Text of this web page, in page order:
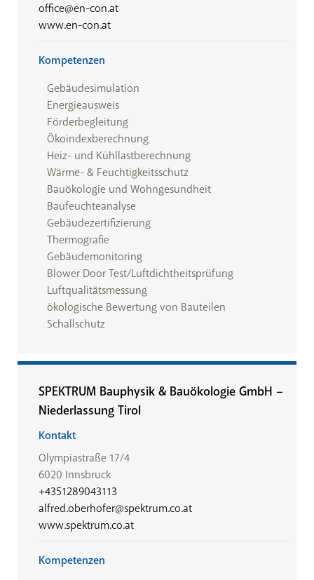
office@en-con.at
www.en-con.at
Kompetenzen
Gebäudesimulation
Energieausweis
Förderbegleitung
Ökoindexberechnung
Heiz- und Kühllastberechnung
Wärme- & Feuchtigkeitsschutz
Bauökologie und Wohngesundheit
Baufeuchteanalyse
Gebäudezertifizierung
Thermografie
Gebäudemonitoring
Blower Door Test/Luftdichtheitsprüfung
Luftqualitätsmessung
ökologische Bewertung von Bauteilen
Schallschutz
SPEKTRUM Bauphysik & Bauökologie GmbH –
Niederlassung Tirol
Kontakt
Olympiastraße 17/4
6020 Innsbruck
+4351289043113
alfred.oberhofer@spektrum.co.at
www.spektrum.co.at
Kompetenzen